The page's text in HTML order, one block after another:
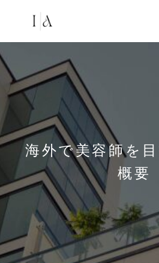
海外で美容師を
概要